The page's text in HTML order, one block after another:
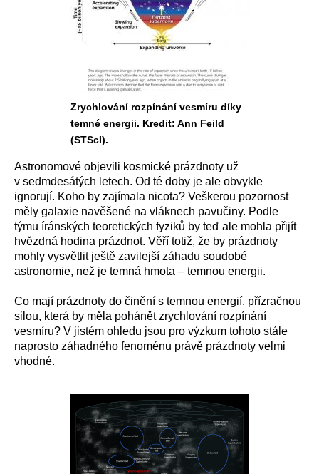
Zrychlování rozpínání vesmíru díky
temné energii. Kredit: Ann Feild
(STScI).
Astronomové objevili kosmické prázdnoty už
v sedmdesátých letech. Od té doby je ale obvykle
ignorují. Koho by zajímala nicota? Veškerou pozornost
měly galaxie navěšené na vláknech pavučiny. Podle
týmu íránských teoretických fyziků by teď ale mohla přijít
hvězdná hodina prázdnot. Věří totiž, že by prázdnoty
mohly vysvětlit ještě zavilejší záhadu soudobé
astronomie, než je temná hmota – temnou energii.
Co mají prázdnoty do činění s temnou energií, přízračnou
silou, která by měla pohánět zrychlování rozpínání
vesmíru? V jistém ohledu jsou pro výzkum tohoto stále
naprosto záhadného fenoménu právě prázdnoty velmi
vhodné.